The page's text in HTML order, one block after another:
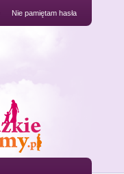
Nie pamiętam hasła